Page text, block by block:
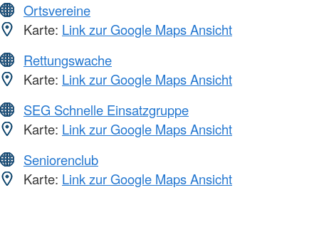
Ortsvereine
Karte: Link zur Google Maps Ansicht
Rettungswache
Karte: Link zur Google Maps Ansicht
SEG Schnelle Einsatzgruppe
Karte: Link zur Google Maps Ansicht
Seniorenclub
Karte: Link zur Google Maps Ansicht